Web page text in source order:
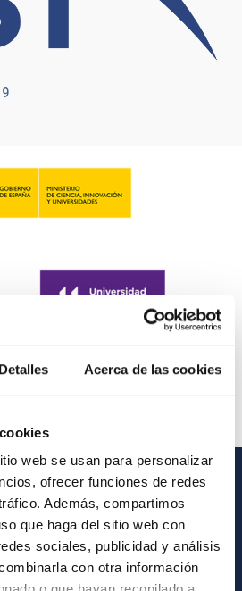
Detalles Acerca de las cookies
web se usan para personalizar
ofrecer funciones de redes
Además, compartimos
que haga del sitio web con
sociales, publicidad y análisis
con otra información